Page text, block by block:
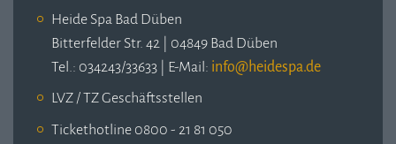
Heide Spa Bad Düben
Bitterfelder Str. 42 | 04849 Bad Düben
Tel.: 034243/33633 | E-Mail:
LVZ / TZ Geschäftsstellen
Tickethotline 0800 - 21 81 050